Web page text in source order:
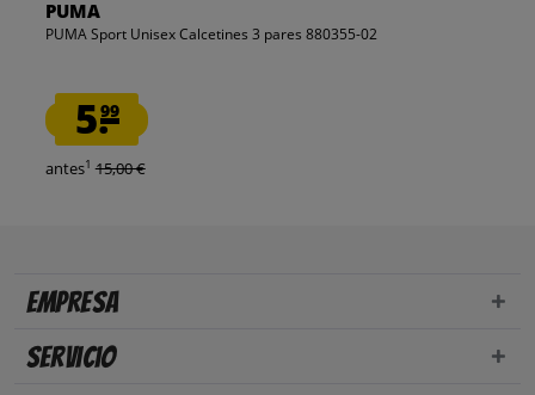
PUMA
PUMA Sport Unisex Calcetines 3 pares 880355-02
5.99
antes1 15,00 €
Empresa
Servicio